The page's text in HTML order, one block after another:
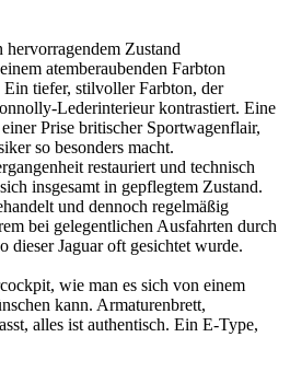
Zustand
atemberaubenden Farbton
tiefer, stilvoller Farbton, der
Lederinterieur kontrastiert. Eine
Prise britischer Sportwagenflair,
so besonders macht.
restauriert und technisch
insgesamt in gepflegtem Zustand.
und dennoch regelmäßig
bei gelegentlichen Ausfahrten durch
dieser Jaguar oft gesichtet wurde.
wie man es sich von einem
kann. Armaturenbrett,
alles ist authentisch. Ein E-Type,